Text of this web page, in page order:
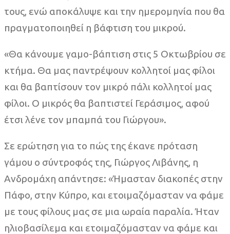
τους, ενώ αποκάλυψε και την ημερομηνία που θα
πραγματοποιηθεί η βάφτιση του μικρού.
«Θα κάνουμε γαμο-βάπτιση στις 5 Οκτωβρίου σε
κτήμα. Θα μας παντρέψουν κολλητοί μας φίλοι
και θα βαπτίσουν τον μικρό πάλι κολλητοί μας
φίλοι. Ο μικρός θα βαπτιστεί Γεράσιμος, αφού
έτσι λένε τον μπαμπά του Γιώργου».
Σε ερώτηση για το πώς της έκανε πρόταση
γάμου ο σύντροφός της, Γιώργος Λιβάνης, η
Ανδρομάχη απάντησε: «Ήμασταν διακοπές στην
Πάφο, στην Κύπρο, και ετοιμαζόμασταν να φάμε
με τους φίλους μας σε μια ωραία παραλία. Ήταν
ηλιοβασίλεμα και ετοιμαζόμασταν να φάμε και